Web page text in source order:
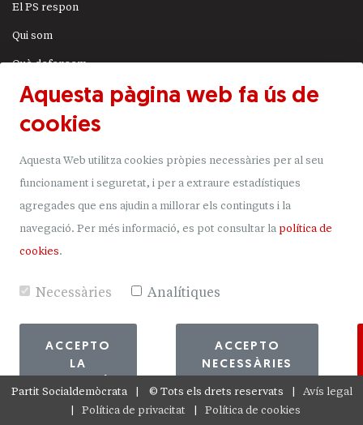
El PS respon
Qui som
Què defensem
Actualitat
JSA
Uneix-t'hi
Donacions
Mapa del lloc
Aquesta pàgina web fa ús de
cookies
Aquesta Web utilitza cookies pròpies necessàries per al seu
funcionament i seguretat, i per a extraure estadístiques
agregades que ens ajudin a millorar els continguts i la
navegació. Per més informació, es pot consultar la política de
cookies.
Necessàries Analítiques
ACCEPTO
LA
ACCEPTO
NECESSÀRIES
Partit Socialdemòcrata © Tots els drets reservats
Avís legal
Política de privacitat
Política de cookies